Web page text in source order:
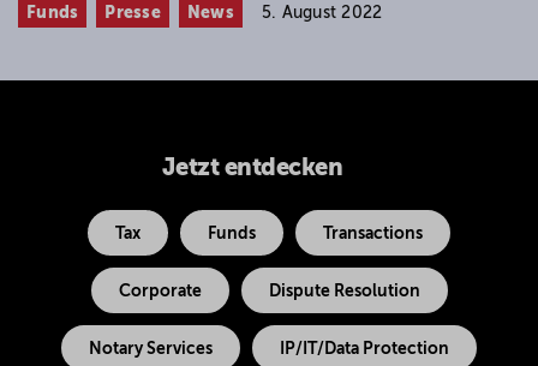
Funds Presse News 5. August 2022
Jetzt entdecken
Tax Funds Transactions
Corporate Dispute Resolution
Notary Services IP/IT/Data Protection